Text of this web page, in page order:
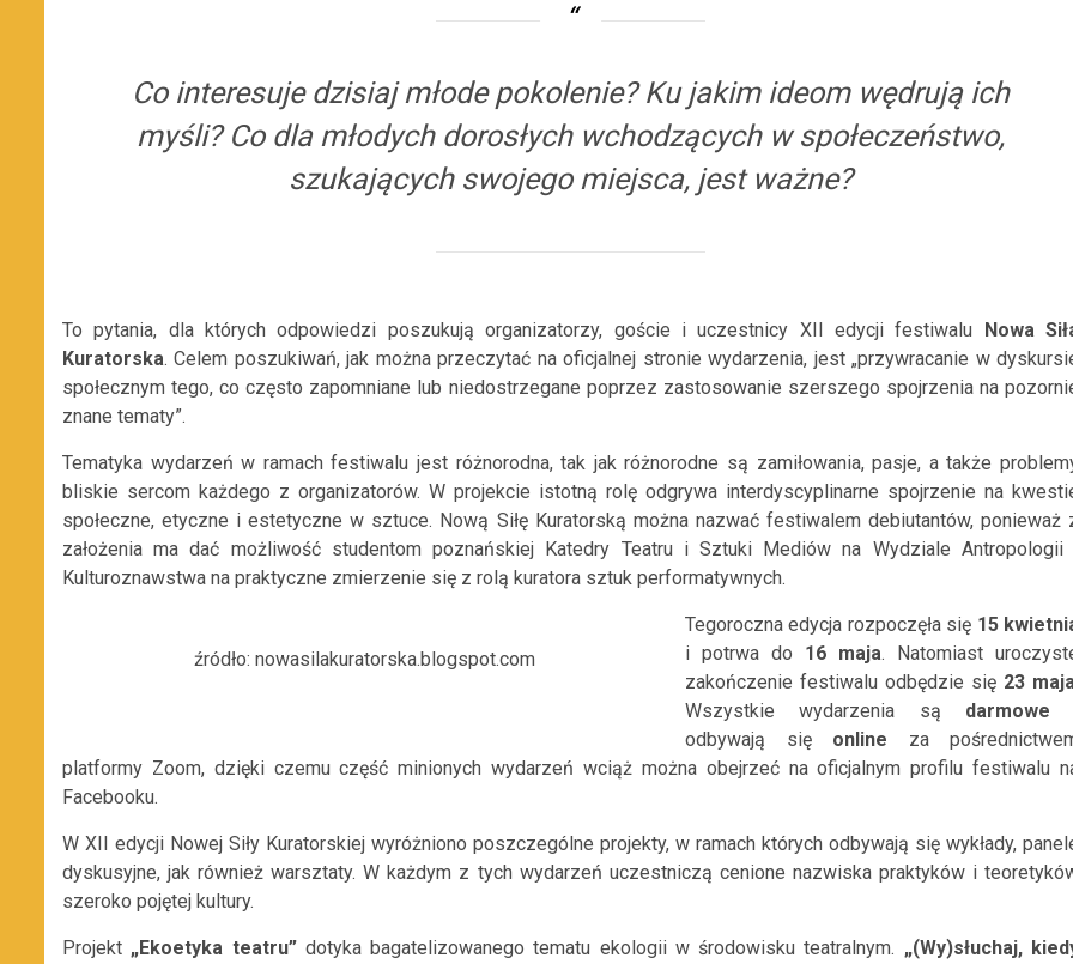
Co interesuje dzisiaj młode pokolenie? Ku jakim ideom wędrują ich
myśli? Co dla młodych dorosłych wchodzących w społeczeństwo,
szukających swojego miejsca, jest ważne?
To pytania, dla których odpowiedzi poszukują organizatorzy, goście i uczestnicy XII edycji festiwalu
Nowa
Kuratorska. Celem poszukiwań, jak można przeczytać na oficjalnej stronie wydarzenia, jest „przywracanie w
społecznym tego, co często zapomniane lub niedostrzegane poprzez zastosowanie szerszego spojrzenia na
znane tematy”.
Tematyka wydarzeń w ramach festiwalu jest różnorodna, tak jak różnorodne są zamiłowania, pasje, a także
bliskie sercom każdego z organizatorów. W projekcie istotną rolę odgrywa interdyscyplinarne spojrzenie na
społeczne, etyczne i estetyczne w sztuce. Nową Siłę Kuratorską można nazwać festiwalem debiutantów, ponieważ
założenia ma dać możliwość studentom poznańskiej Katedry Teatru i Sztuki Mediów na Wydziale Antropologii
Kulturoznawstwa na praktyczne zmierzenie się z rolą kuratora sztuk performatywnych.
źródło: nowasilakuratorska.blogspot.com
Tegoroczna edycja rozpoczęła się 15
i potrwa do 16 maja. Natomiast
zakończenie festiwalu odbędzie się 23
Wszystkie wydarzenia są darmowe
odbywają sięonline za
platformy Zoom, dzięki czemu część minionych wydarzeń wciąż można obejrzeć na oficjalnym profilu festiwalu
Facebooku.
W XII edycji Nowej Siły Kuratorskiej wyróżniono poszczególne projekty, w ramach których odbywają się wykłady,
dyskusyjne, jak również warsztaty. W każdym z tych wydarzeń uczestniczą cenione nazwiska praktyków i
szeroko pojętej kultury.
Projekt „Ekoetyka teatru”dotyka bagatelizowanego tematu ekologii w środowisku teatralnym. „(Wy)słuchaj,